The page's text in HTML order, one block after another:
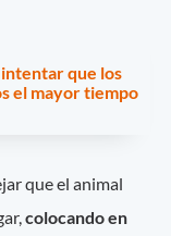
que los
el mayor tiempo
que el animal
colocando en